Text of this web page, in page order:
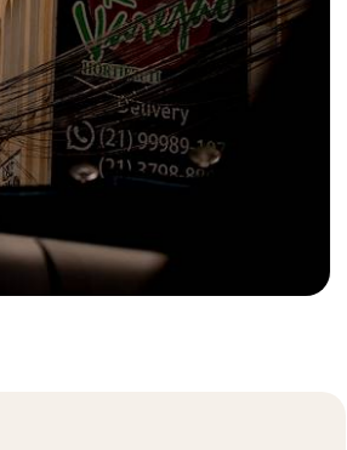
comme il se doit dans notre
un dîner couplé à une visite
compagnie d'un expatrié qui
vous prenez en charge un
grandes plaines africaines en
rando-vélo et une croisière
pour chaque destination,
francophones sur place